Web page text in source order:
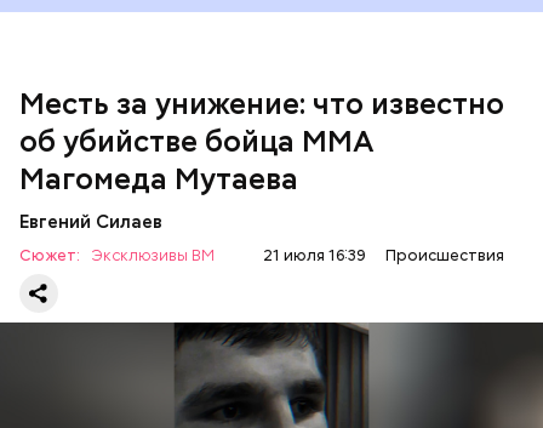
Месть за унижение: что известно
об убийстве бойца ММА
Магомеда Мутаева
Евгений Силаев
Сюжет: Эксклюзивы ВМ 21 июля 16:39 Происшествия
двум статьям: «Убийство» и «Незаконный оборот
оружия». Расследование уголовного дела
контроль
России Александр Бастрыкин.